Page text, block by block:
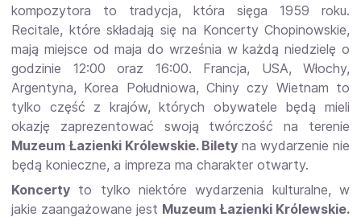
kompozytora to tradycja, która sięga 1959 roku.
Recitale, które składają się na Koncerty Chopinowskie,
mają miejsce od maja do września w każdą niedzielę o
godzinie 12:00 oraz 16:00. Francja, USA, Włochy,
Argentyna, Korea Południowa, Chiny czy Wietnam to
tylko część z krajów, których obywatele będą mieli
okazję zaprezentować swoją twórczość na terenie
Muzeum Łazienki Królewskie. Bilety na wydarzenie nie
będą konieczne, a impreza ma charakter otwarty.
Koncerty to tylko niektóre wydarzenia kulturalne, w
jakie zaangażowane jest Muzeum Łazienki Królewskie.